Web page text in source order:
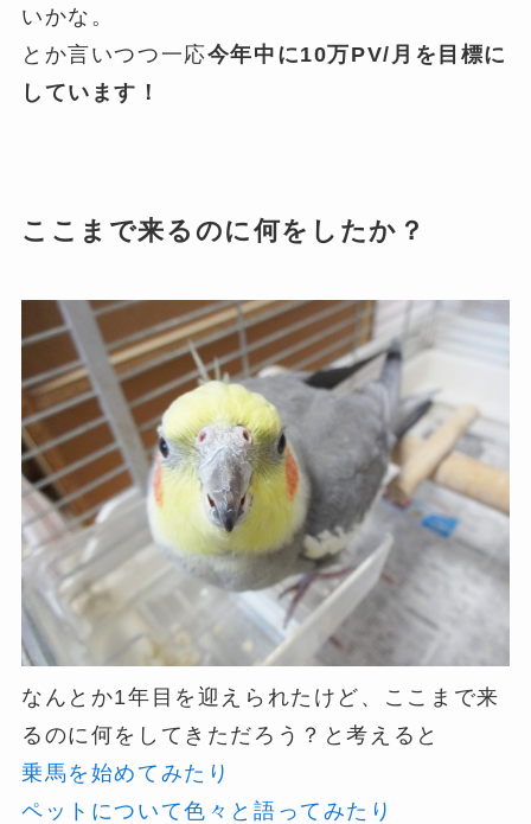
いかな。
とか言いつつ一応今年中に10万PV/月を目標に
しています！
ここまで来るのに何をしたか？
なんとか1年目を迎えられたけど、ここまで来
るのに何をしてきただろう？と考えると
乗馬を始めてみたり
ペットについて色々と語ってみたり